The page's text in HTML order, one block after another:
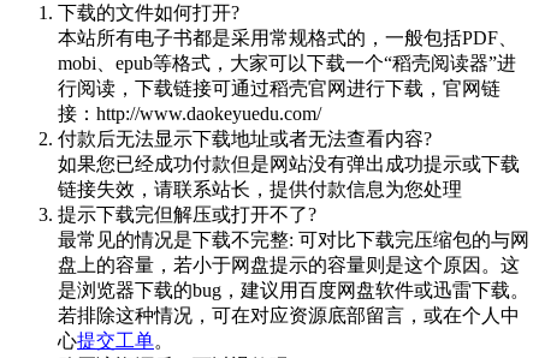
下载的文件如何打开?
本站所有电子书都是采用常规格式的，一般包括PDF、
mobi、epub等格式，大家可以下载一个“稻壳阅读器”进
行阅读，下载链接可通过稻壳官网进行下载，官网链
接：http://www.daokeyuedu.com/
付款后无法显示下载地址或者无法查看内容?
如果您已经成功付款但是网站没有弹出成功提示或下载
链接失效，请联系站长，提供付款信息为您处理
提示下载完但解压或打开不了?
最常见的情况是下载不完整: 可对比下载完压缩包的与网
盘上的容量，若小于网盘提示的容量则是这个原因。这
是浏览器下载的bug，建议用百度网盘软件或迅雷下载。
若排除这种情况，可在对应资源底部留言，或在个人中
心提交工单。